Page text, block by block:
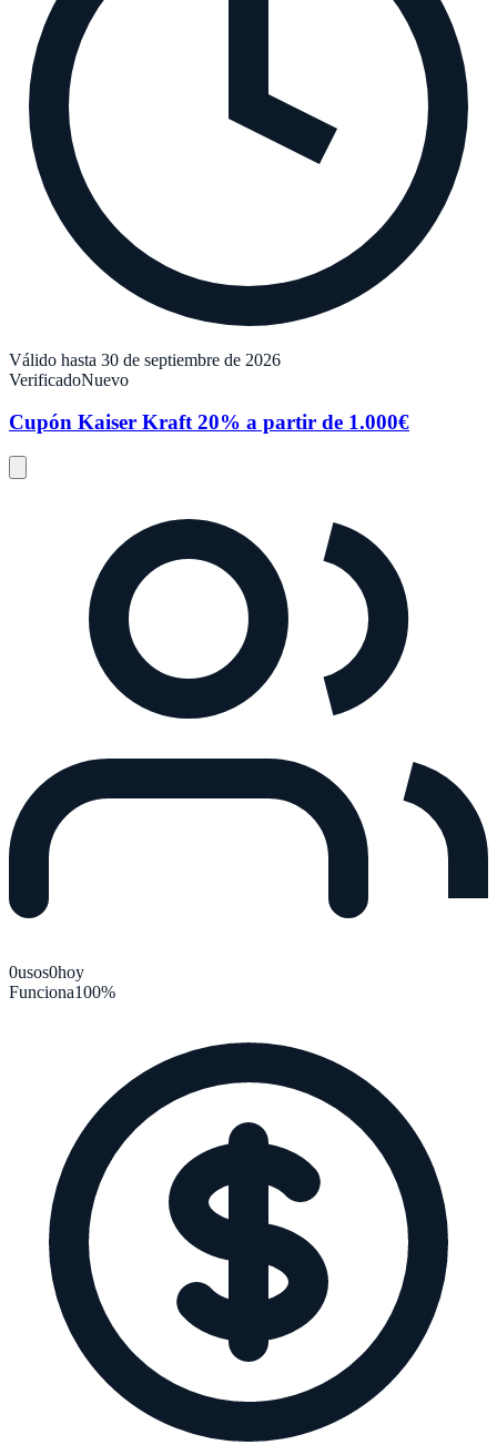
Válido hasta 30 de septiembre de 2026
VerificadoNuevo
Cupón Kaiser Kraft 20% a partir de 1.000€
0usos0hoy
Funciona100%